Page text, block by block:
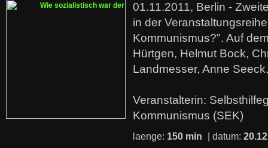
01.11.2011, Berlin -
in der
Kommunismus?". Auf
Hürtgen, Helmut Bock,
Landmesser, Anne
Veranstalterin:
Kommunismus (SEK)
laenge: 150 min | datum: